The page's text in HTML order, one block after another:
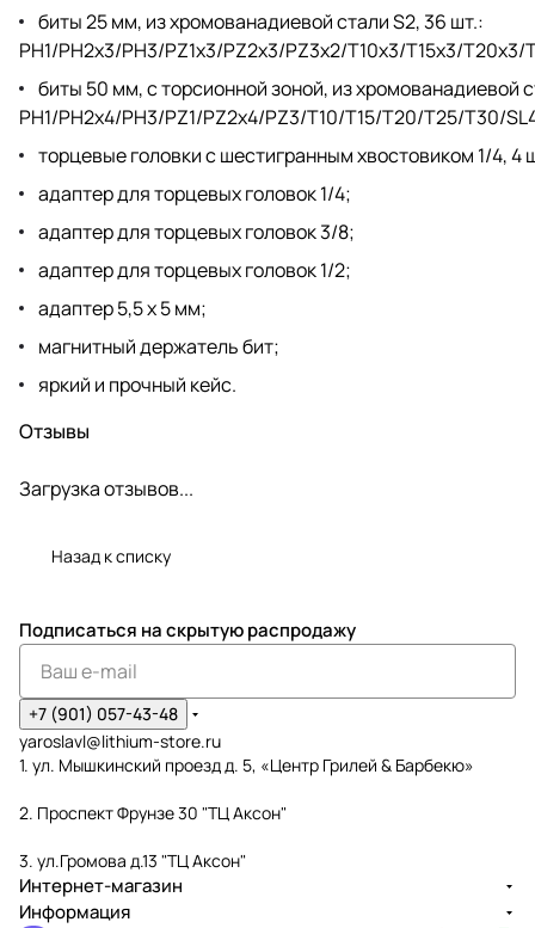
биты 25 мм, из хромованадиевой стали S2, 36 шт.:
PH1/PH2x3/PH3/PZ1x3/PZ2x3/PZ3x2/T10x3/T15x3/
биты 50 мм, с торсионной зоной, из хромованадиевой
PH1/PH2x4/PH3/PZ1/PZ2x4/PZ3/T10/T15/T20/T25/T30/
торцевые головки с шестигранным хвостовиком 1/4,
адаптер для торцевых головок 1/4;
адаптер для торцевых головок 3/8;
адаптер для торцевых головок 1/2;
адаптер 5,5 x 5 мм;
магнитный держатель бит;
яркий и прочный кейс.
Отзывы
Загрузка отзывов...
Назад к списку
Подписаться на скрытую распродажу
+7 (901) 057-43-48
yaroslavl@lithium-store.ru
1. ул. Мышкинский проезд д. 5, «Центр Грилей & Барбекю»
2. Проспект Фрунзе 30 "ТЦ Аксон"
3. ул.Громова д.13 "ТЦ Аксон"
Интернет-магазин
Информация